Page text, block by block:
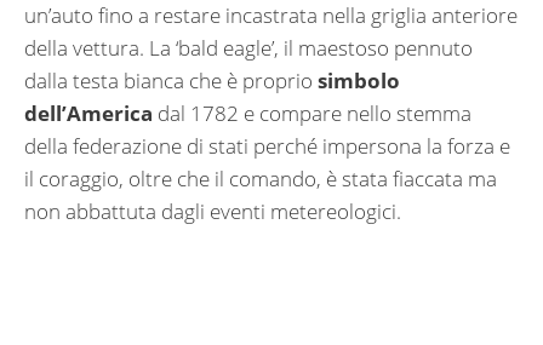
un’auto fino a restare incastrata nella griglia anteriore
della vettura. La ‘bald eagle’, il maestoso pennuto
dalla testa bianca che è proprio simbolo
dell’America dal 1782 e compare nello stemma
della federazione di stati perché impersona la forza e
il coraggio, oltre che il comando, è stata fiaccata ma
non abbattuta dagli eventi metereologici.